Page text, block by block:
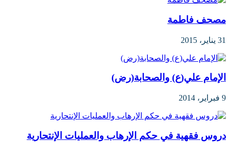
مصحف فاطمة
31 يناير، 2015
الإمام علي(ع) والصحابة(رض)
9 فبراير، 2014
دروس فقهية في حكم الإرهاب والعمليات الإنتحارية